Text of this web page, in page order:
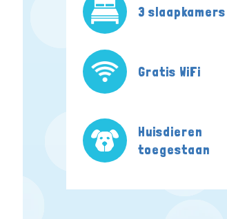
3 slaapkamers
Gratis WiFi
Huisdieren
toegestaan